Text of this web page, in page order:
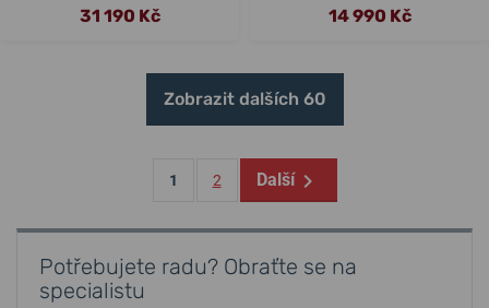
31 190 Kč 14 990 Kč
Zobrazit dalších 60
1 2 Další
Potřebujete radu? Obraťte se na
specialistu